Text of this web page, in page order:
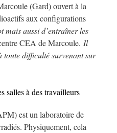
(Gard) ouvert à la
aux configurations
mais aussi d’entraîner les
CEA de Marcoule. Il
toute difficulté survenant sur
salles à des travailleurs
est un laboratoire de
Physiquement, cela